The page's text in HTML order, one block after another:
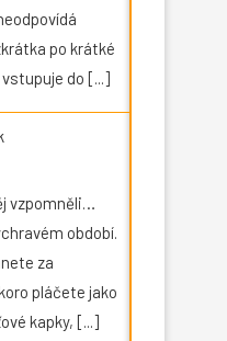
po krátké
do [...]
vzpomněli…
období.
za
pláčete jako
kapky, [...]